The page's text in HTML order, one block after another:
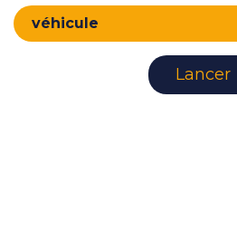
véhicule
Lancer